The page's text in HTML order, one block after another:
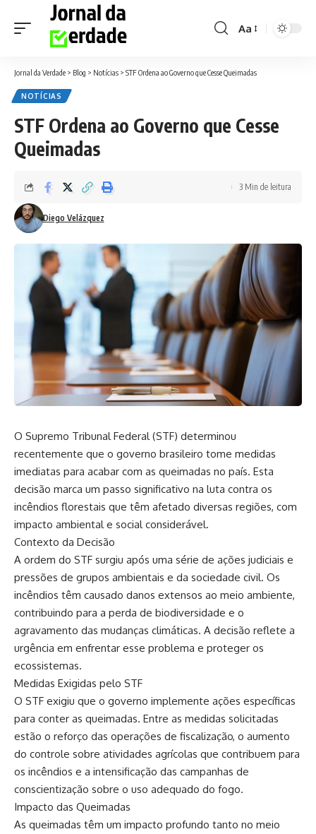
Font
Aa
Jornal da Verdade > Blog > Notícias > STF Ordena ao Governo que Cesse Queimadas
NOTÍCIAS
STF Ordena ao Governo que Cesse
Queimadas
Diego Velázquez
3 Min de leitura
O Supremo Tribunal Federal (STF) determinou
recentemente que o governo brasileiro tome medidas
imediatas para acabar com as queimadas no país. Esta
decisão marca um passo significativo na luta contra os
incêndios florestais que têm afetado diversas regiões, com
impacto ambiental e social considerável.
Contexto da Decisão
A ordem do STF surgiu após uma série de ações judiciais e
pressões de grupos ambientais e da sociedade civil. Os
incêndios têm causado danos extensos ao meio ambiente,
contribuindo para a perda de biodiversidade e o
agravamento das mudanças climáticas. A decisão reflete a
urgência em enfrentar esse problema e proteger os
ecossistemas.
Medidas Exigidas pelo STF
O STF exigiu que o governo implemente ações específicas
para conter as queimadas. Entre as medidas solicitadas
estão o reforço das operações de fiscalização, o aumento
do controle sobre atividades agrícolas que contribuem para
os incêndios e a intensificação das campanhas de
conscientização sobre o uso adequado do fogo.
Impacto das Queimadas
As queimadas têm um impacto profundo tanto no meio